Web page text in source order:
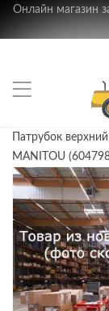
Онлайн магазин
Патрубок
MANITOU